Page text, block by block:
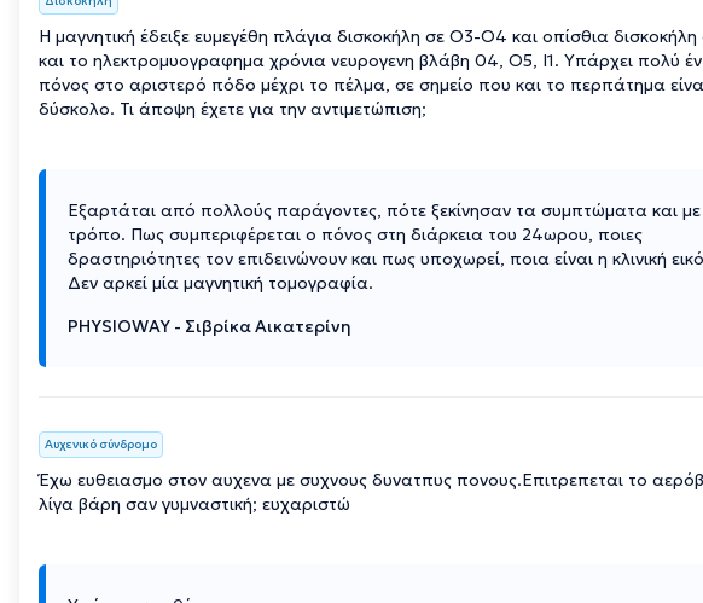
Η μαγνητική έδειξε ευμεγέθη πλάγια δισκοκήλη σε Ο3-Ο4 και οπίσθια δισκοκήλη
και το ηλεκτρομυογραφημα χρόνια νευρογενη βλάβη 04, Ο5, Ι1. Υπάρχει πολύ
πόνος στο αριστερό πόδο μέχρι το πέλμα, σε σημείο που και το περπάτημα
δύσκολο. Τι άποψη έχετε για την αντιμετώπιση;
Εξαρτάται από πολλούς παράγοντες, πότε ξεκίνησαν τα συμπτώματα και με
τρόπο. Πως συμπεριφέρεται ο πόνος στη διάρκεια του 24ωρου, ποιες
δραστηριότητες τον επιδεινώνουν και πως υποχωρεί, ποια είναι η κλινική
Δεν αρκεί μία μαγνητική τομογραφία.
PHYSIOWAY - Σιβρίκα Αικατερίνη
Αυχενικό σύνδρομο
Έχω ευθειασμο στον αυχενα με συχνους δυνατπυς πονους.Επιτρεπεται το
λίγα βάρη σαν γυμναστική; ευχαριστώ